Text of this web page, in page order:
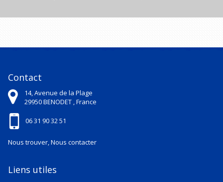
Contact
14, Avenue de la Plage
29950BENODET ,France
06 31 90 32 51
Nous trouver, Nous contacter
Liens utiles